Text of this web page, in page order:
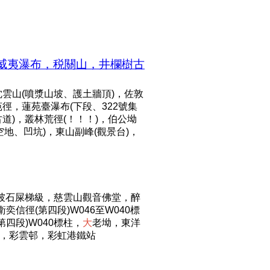
夷瀑布，税關山，井欄樹古
山(噴漿山坡、護土牆頂)，佐敦
徑，蓮苑臺瀑布(下段、322號集
)，叢林荒徑(！！！)，伯公坳
、凹坑)，東山副峰(觀景台)，
石屎梯級，慈雲山觀音佛堂，醉
奕信徑(第四段)W046至W040標
段)W040標柱， 大老坳，東洋
彩雲邨，彩虹港鐵站